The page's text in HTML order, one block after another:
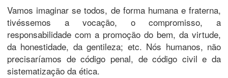
Vamos imaginar se todos, de forma humana e fraterna,
tivéssemos a vocação, o compromisso, a
responsabilidade com a promoção do bem, da virtude,
da honestidade, da gentileza; etc. Nós humanos, não
precisaríamos de código penal, de código civil e da
sistematização da ética.